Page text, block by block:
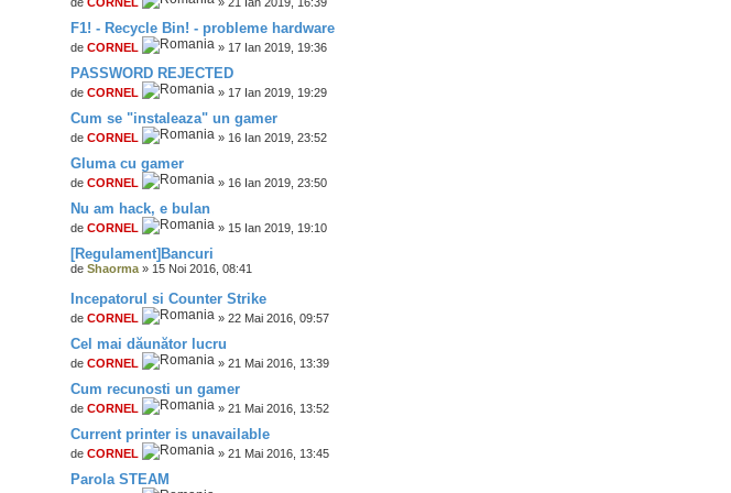
F1! - Recycle Bin! - probleme hardware
de CORNEL » 17 Ian 2019, 19:36
PASSWORD REJECTED
de CORNEL » 17 Ian 2019, 19:29
Cum se "instaleaza" un gamer
de CORNEL » 16 Ian 2019, 23:52
Gluma cu gamer
de CORNEL » 16 Ian 2019, 23:50
Nu am hack, e bulan
de CORNEL » 15 Ian 2019, 19:10
[Regulament]Bancuri
de Shaorma » 15 Noi 2016, 08:41
Incepatorul si Counter Strike
de CORNEL » 22 Mai 2016, 09:57
Cel mai dăunător lucru
de CORNEL » 21 Mai 2016, 13:39
Cum recunosti un gamer
de CORNEL » 21 Mai 2016, 13:52
Current printer is unavailable
de CORNEL » 21 Mai 2016, 13:45
Parola STEAM